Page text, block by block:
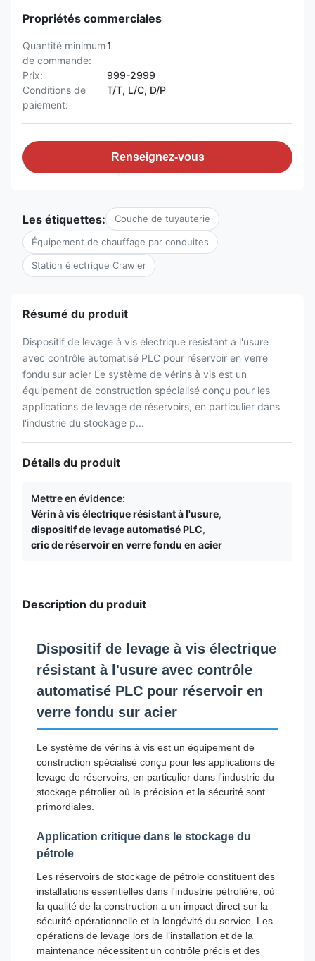
Propriétés commerciales
Quantité minimum
de commande:
1
Prix:
999-2999
Conditions de
paiement:
T/T, L/C, D/P
Renseignez-vous
Les étiquettes: Couche de tuyauterie
Équipement de chauffage par conduites
Station électrique Crawler
Résumé du produit
Dispositif de levage à vis électrique résistant à l'usure
avec contrôle automatisé PLC pour réservoir en verre
fondu sur acier Le système de vérins à vis est un
équipement de construction spécialisé conçu pour les
applications de levage de réservoirs, en particulier dans
l'industrie du stockage p...
Détails du produit
Mettre en évidence:
Vérin à vis électrique résistant à l'usure,
dispositif de levage automatisé PLC,
cric de réservoir en verre fondu en acier
Description du produit
Dispositif de levage à vis électrique
résistant à l'usure avec contrôle
automatisé PLC pour réservoir en
verre fondu sur acier
Le système de vérins à vis est un équipement de
construction spécialisé conçu pour les applications de
levage de réservoirs, en particulier dans l'industrie du
stockage pétrolier où la précision et la sécurité sont
primordiales.
Application critique dans le stockage du
pétrole
Les réservoirs de stockage de pétrole constituent des
installations essentielles dans l'industrie pétrolière, où
la qualité de la construction a un impact direct sur la
sécurité opérationnelle et la longévité du service. Les
opérations de levage lors de l’installation et de la
maintenance nécessitent un contrôle précis et des